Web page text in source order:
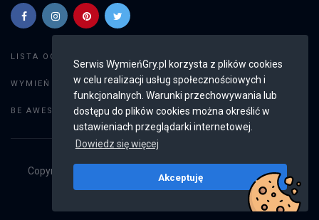
Serwis WymieńGry.pl korzysta z plików cookies
w celu realizacji usług społecznościowych i
funkcjonalnych. Warunki przechowywania lub
dostępu do plików cookies można określić w
ustawieniach przeglądarki internetowej.
Dowiedz się więcej
Akceptuję
LISTA OGŁOSZEŃ:
WYMIEŃ GRY: Dodaj ogłoszenie
BE AWESOME: Weryfikacja konta
Copyright © 2019 - 2026
Wszystkie prawa
v2.8.4